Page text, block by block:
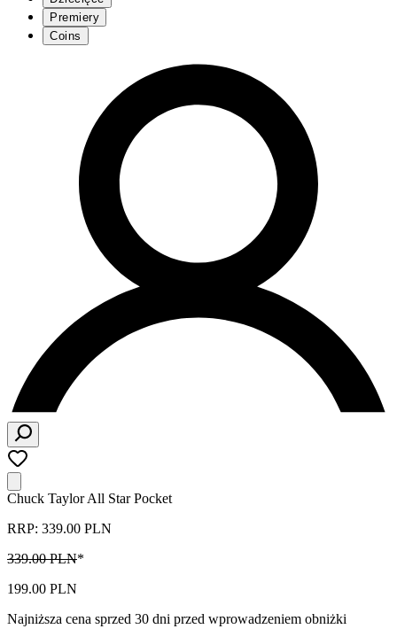
Premiery
Coins
Chuck Taylor All Star Pocket
RRP: 339.00 PLN
339.00 PLN*
199.00 PLN
Najniższa cena sprzed 30 dni przed wprowadzeniem obniżki